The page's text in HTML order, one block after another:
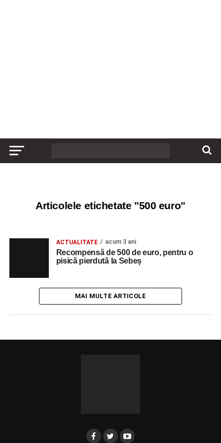
Articolele etichetate "500 euro"
ACTUALITATE acum 3 ani
Recompensă de 500 de euro, pentru o
pisică pierdută la Sebeș
MAI MULTE ARTICOLE